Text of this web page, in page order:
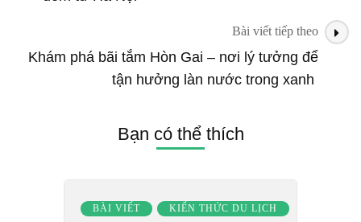
GIAO
HÒA
Bài viết tiếp theo
Khám phá bãi tắm Hòn Gai – nơi lý tưởng để
tận hưởng làn nước trong xanh
Bạn có thể thích
BÀI VIẾT
KIẾN THỨC DU LỊCH